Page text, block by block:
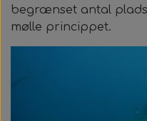
begrænset antal
mølle princippet.